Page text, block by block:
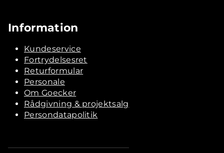
Information
Kundeservice
Fortrydelsesret
Returformular
Personale
Om Goecker
Rådgivning & projektsalg
Persondatapolitik